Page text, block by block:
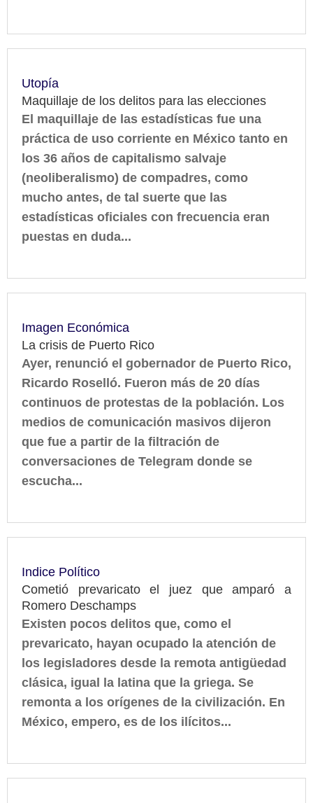
Utopía
Maquillaje de los delitos para las elecciones
El maquillaje de las estadísticas fue una
práctica de uso corriente en México tanto en
los 36 años de capitalismo salvaje
(neoliberalismo) de compadres, como
mucho antes, de tal suerte que las
estadísticas oficiales con frecuencia eran
puestas en duda...
Imagen Económica
La crisis de Puerto Rico
Ayer, renunció el gobernador de Puerto Rico,
Ricardo Roselló. Fueron más de 20 días
continuos de protestas de la población. Los
medios de comunicación masivos dijeron
que fue a partir de la filtración de
conversaciones de Telegram donde se
escucha...
Indice Político
Cometió prevaricato el juez que amparó a
Romero Deschamps
Existen pocos delitos que, como el
prevaricato, ‎hayan ocupado la atención de
los legisladores desde la remota antigüedad
clásica, igual la latina que la griega. Se
remonta a los orígenes de la civilización. En
México, empero, es de los ilícitos...